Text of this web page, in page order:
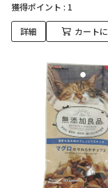
獲得ポイント : 1
詳細 カート